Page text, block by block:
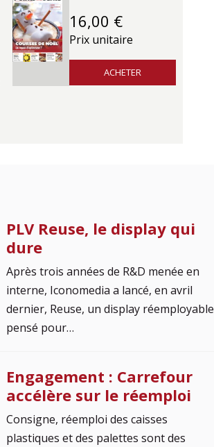
16,00 €
Prix unitaire
ACHETER
PLV Reuse, le display qui
dure
Après trois années de R&D menée en
interne, Iconomedia a lancé, en avril
dernier, Reuse, un display réemployable
pensé pour…
Engagement : Carrefour
accélère sur le réemploi
Consigne, réemploi des caisses
plastiques et des palettes sont des